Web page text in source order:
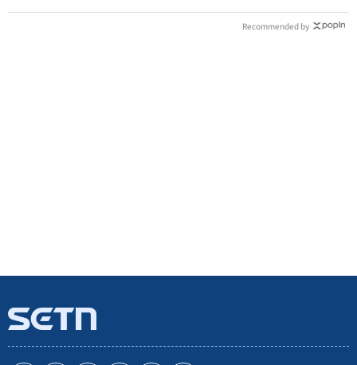
Recommended by